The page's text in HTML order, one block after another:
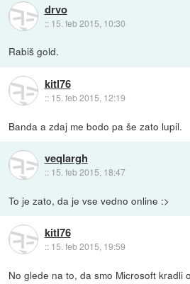
drvo
:: 15. feb 2015, 10:30
Rabiš gold.
kitl76
:: 15. feb 2015, 12:19
Banda a zdaj me bodo pa še zato lupil.
veqlargh
:: 15. feb 2015, 18:47
To je zato, da je vse vedno online :>
kitl76
:: 15. feb 2015, 19:59
No glede na to, da smo Microsoft kradli